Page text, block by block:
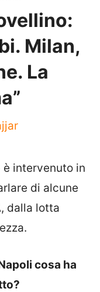
Milan,
La
è intervenuto in
di alcune
dalla lotta
cosa ha